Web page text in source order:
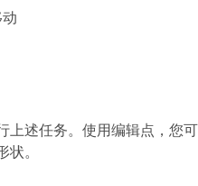
上述任务。使用编辑点，您可
状。